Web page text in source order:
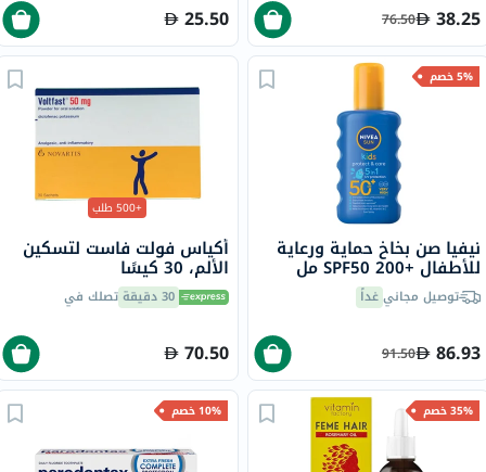
38.25
76.50
25.50
5% خصم
نيفيا صن بخاخ حماية ورعاية
للأطفال +SPF50 200 مل
توصيل مجانيغداً
86.93
91.50
+500 طلب
أكياس فولت فاست لتسكين
الألم، 30 كيسًا
30 دقيقة تصلك في
70.50
35% خصم 10% خصم